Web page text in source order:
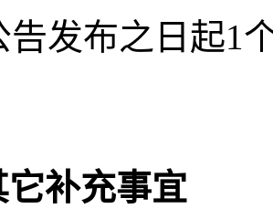
告发布之日起1
它补充事宜